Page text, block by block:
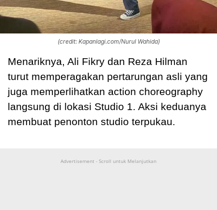
(credit: Kapanlagi.com/Nurul Wahida)
Menariknya, Ali Fikry dan Reza Hilman
turut memperagakan pertarungan asli yang
juga memperlihatkan action choreography
langsung di lokasi Studio 1. Aksi keduanya
membuat penonton studio terpukau.
Advertisement - Scroll untuk Melanjutkan